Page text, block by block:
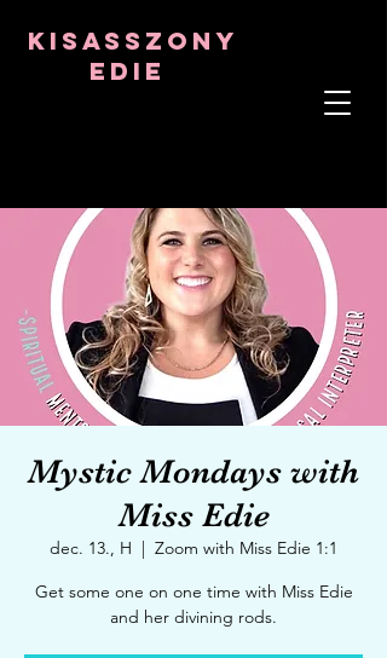
kisasszony
Edie
Mystic Mondays with
Miss Edie
dec. 13., H
  |
Zoom with Miss Edie 1:1
Get some one on one time with Miss Edie
and her divining rods.